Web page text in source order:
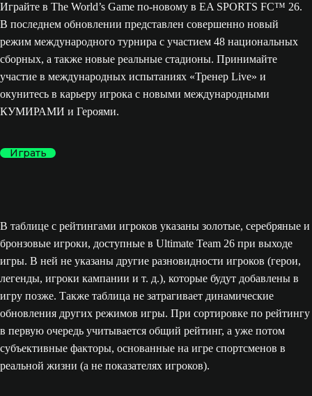
Играйте в The World’s Game по-новому в EA SPORTS FC™ 26.
В последнем обновлении представлен совершенно новый
режим международного турнира с участием 48 национальных
сборных, а также новые реальные стадионы. Принимайте
участие в международных испытаниях «Тренер Live» и
окунитесь в карьеру игрока с новыми международными
КУМИРАМИ и Героями.
Играть
В таблице с рейтингами игроков указаны золотые, серебряные и
бронзовые игроки, доступные в Ultimate Team 26 при выходе
игры. В ней не указаны другие разновидности игроков (герои,
легенды, игроки кампании и т. д.), которые будут добавлены в
игру позже. Также таблица не затрагивает динамические
обновления других режимов игры. При сортировке по рейтингу
в первую очередь учитывается общий рейтинг, а уже потом
субъективные факторы, основанные на игре спортсменов в
реальной жизни (а не показателях игроков).